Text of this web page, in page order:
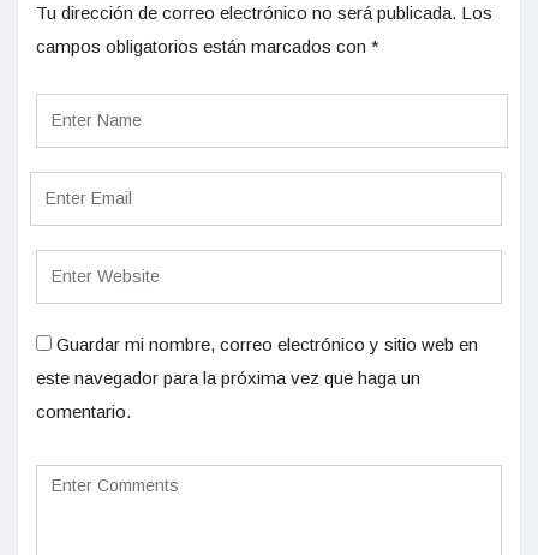
Tu dirección de correo electrónico no será publicada. Los
campos obligatorios están marcados con *
Guardar mi nombre, correo electrónico y sitio web en
este navegador para la próxima vez que haga un
comentario.